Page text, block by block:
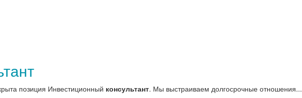
позиция Инвестиционный консультант. Мы выстраиваем долгосрочные отношения...